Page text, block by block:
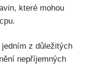
které mohou
z důležitých
nepříjemných